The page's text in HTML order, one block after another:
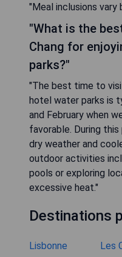
"Meal inclusions vary
"What is the
Chang for
parks?"
"The best time to
hotel water parks is
and February when
favorable. During
dry weather and
outdoor activities
pools or exploring
excessive heat."
Destinations
Lisbonne Les